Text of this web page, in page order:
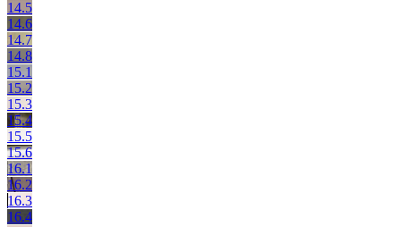
14.5
14.6
14.7
14.8
15.1
15.2
15.3
15.4
15.5
15.6
16.1
16.2
16.3
16.4